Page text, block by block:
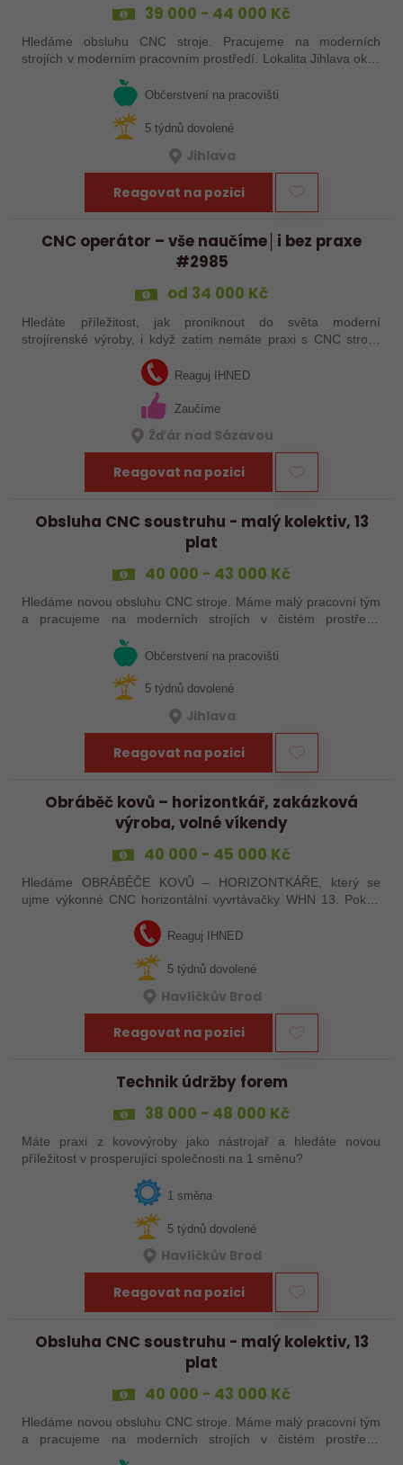
39 000 - 44 000 Kč
Hledáme obsluhu CNC stroje. Pracujeme na moderních
strojích v moderním pracovním prostředí. Lokalita Jihlava okolí
Občerstvení na pracovišti
5 týdnů dovolené
Jihlava
Reagovat na pozici
CNC operátor – vše naučíme│i bez praxe
#2985
od 34 000 Kč
Hledáte příležitost, jak proniknout do světa moderní
strojírenské výroby, i když zatím nemáte praxi s CNC stroji?
Jsme Sanborn stabilní firma s dlouholetou tradicí a moderním
strojním vybavením.…
Reaguj IHNED
Zaučíme
Žďár nad Sázavou
Reagovat na pozici
Obsluha CNC soustruhu - malý kolektiv, 13
plat
40 000 - 43 000 Kč
Hledáme novou obsluhu CNC stroje. Máme malý pracovní tým
a pracujeme na moderních strojích v čistém prostředí.
Pracovistě cca 5 km od Jihlavy = ŘP sk.B .
Občerstvení na pracovišti
5 týdnů dovolené
Jihlava
Reagovat na pozici
Obráběč kovů – horizontkář, zakázková
výroba, volné víkendy
40 000 - 45 000 Kč
Hledáme OBRÁBĚČE KOVŮ – HORIZONTKÁŘE, který se
ujme výkonné CNC horizontální vyvrtávačky WHN 13. Pokud
Heindenhain, tak jste pro nás ideální kandidát…
Reaguj IHNED
5 týdnů dovolené
Havlíčkův Brod
Reagovat na pozici
Technik údržby forem
38 000 - 48 000 Kč
Máte praxi z kovovýroby jako nástrojař a hledáte novou
příležitost v prosperující společnosti na 1 směnu?
1 směna
5 týdnů dovolené
Havlíčkův Brod
Reagovat na pozici
Obsluha CNC soustruhu - malý kolektiv, 13
plat
40 000 - 43 000 Kč
Hledáme novou obsluhu CNC stroje. Máme malý pracovní tým
a pracujeme na moderních strojích v čistém prostředí.